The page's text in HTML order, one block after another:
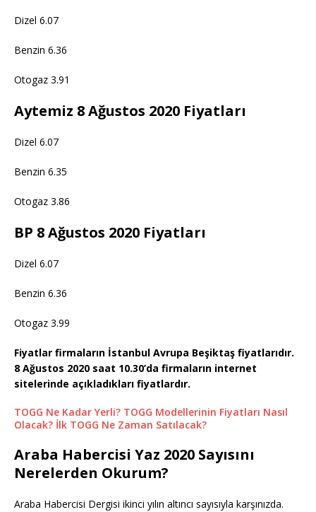
Dizel 6.07
Benzin 6.36
Otogaz 3.91
Aytemiz 8 Ağustos 2020 Fiyatları
Dizel 6.07
Benzin 6.35
Otogaz 3.86
BP 8 Ağustos 2020 Fiyatları
Dizel 6.07
Benzin 6.36
Otogaz 3.99
Fiyatlar firmaların İstanbul Avrupa Beşiktaş fiyatlarıdır.
8 Ağustos 2020 saat 10.30’da firmaların internet
sitelerinde açıkladıkları fiyatlardır.
TOGG Ne Kadar Yerli? TOGG Modellerinin Fiyatları Nasıl
Olacak? İlk TOGG Ne Zaman Satılacak?
Araba Habercisi Yaz 2020 Sayısını
Nerelerden Okurum?
Araba Habercisi Dergisi ikinci yılın altıncı sayısıyla karşınızda.